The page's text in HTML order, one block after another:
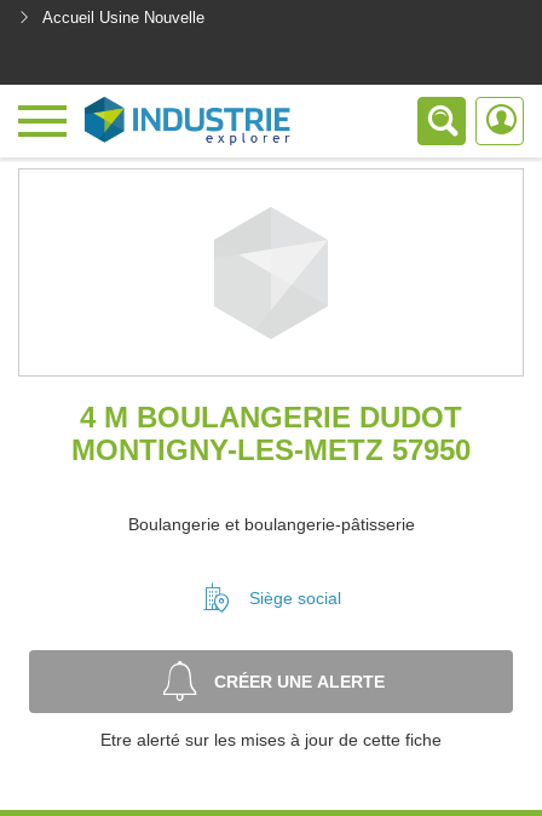
Accueil Usine Nouvelle
4 M BOULANGERIE DUDOT
MONTIGNY-LES-METZ 57950
Boulangerie et boulangerie-pâtisserie
Siège social
CRÉER UNE ALERTE
Etre alerté sur les mises à jour de cette fiche